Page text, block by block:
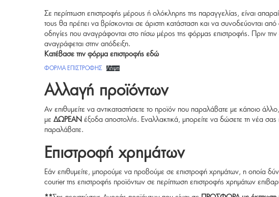
Σε περίπτωση επιστροφής μέρους ή ολόκληρης της παραγγελίας, είναι
τους θα πρέπει να βρίσκονται σε άριστη κατάσταση και να συνοδεύονται
οδηγίες που αναγράφονται στο πίσω μέρος της φόρμας επιστροφής. Πριν
αναγράφεται στην απόδειξη.
Κατέβασε την φόρμα επιστροφής εδώ
ΦΟΡΜΑ ΕΠΙΣΤΡΟΦΗΣ Λήψη
Αλλαγή προϊόντων
Αν επιθυμείτε να αντικαταστήσετε το προϊόν που παραλάβατε με κάποιο
με ΔΩΡΕΑΝ έξοδα αποστολής. Εναλλακτικά, μπορείτε να δώσετε τη νέα
παραλάβατε.
Επιστροφή χρημάτων
Εάν επιθυμείτε, μπορούμε να προβούμε σε επιστροφή χρημάτων, η οποία
courier της επιστροφής προϊόντων σε περίπτωση επιστροφής χρημάτων